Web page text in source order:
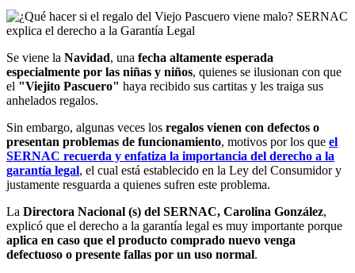
Se viene la Navidad, una fecha altamente esperada
especialmente por las niñas y niños, quienes se ilusionan con que
el "Viejito Pascuero" haya recibido sus cartitas y les traiga sus
anhelados regalos.
Sin embargo, algunas veces los regalos vienen con defectos o
presentan problemas de funcionamiento, motivos por los que el
SERNAC recuerda y enfatiza la importancia del derecho a la
garantía legal, el cual está establecido en la Ley del Consumidor y
justamente resguarda a quienes sufren este problema.
La Directora Nacional (s) del SERNAC, Carolina González,
explicó que el derecho a la garantía legal es muy importante porque
aplica en caso que el producto comprado nuevo venga
defectuoso o presente fallas por un uso normal.